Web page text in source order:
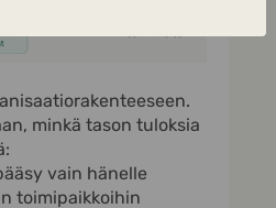
minkä tason tuloksia
vain hänelle
toimipaikkoihin